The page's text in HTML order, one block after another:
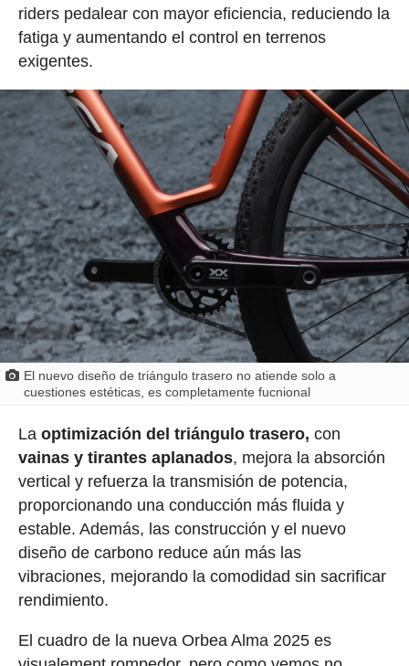
riders pedalear con mayor eficiencia, reduciendo la
fatiga y aumentando el control en terrenos
exigentes.
El nuevo diseño de triángulo trasero no atiende solo a
cuestiones estéticas, es completamente fucnional
La optimización del triángulo trasero, con
vainas y tirantes aplanados, mejora la absorción
vertical y refuerza la transmisión de potencia,
proporcionando una conducción más fluida y
estable. Además, las construcción y el nuevo
diseño de carbono reduce aún más las
vibraciones, mejorando la comodidad sin sacrificar
rendimiento.
El cuadro de la nueva Orbea Alma 2025 es